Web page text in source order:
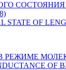
STATE OF
OF